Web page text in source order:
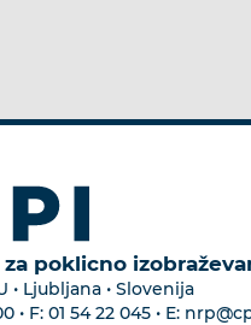
za poklicno
• Ljubljana • Slovenija
• F: 01 54 22 045 • E: